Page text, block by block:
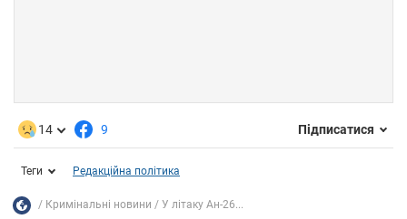
14 9 Підписатися
Теги Редакційна політика
Кримінальні новини У літаку Ан-26...